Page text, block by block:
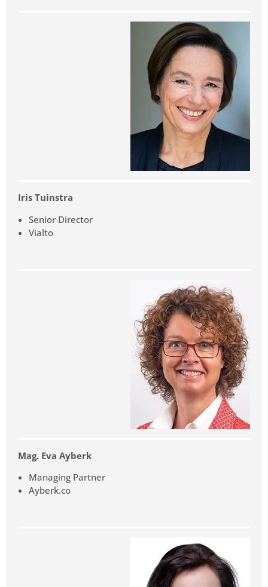
Iris Tuinstra
Senior Director
Vialto
Mag. Eva Ayberk
Managing Partner
Ayberk.co